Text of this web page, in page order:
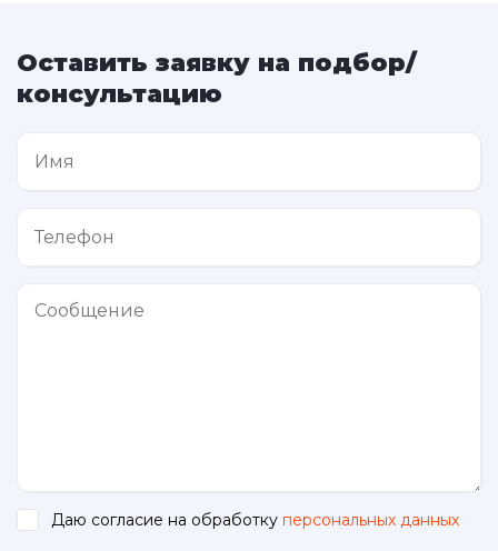
Оставить заявку на подбор/
консультацию
Даю согласие на обработку персональных данных